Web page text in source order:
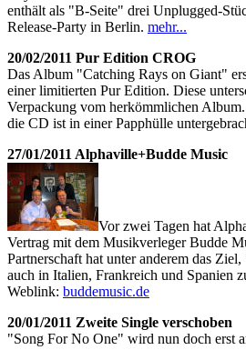
enthält als "B-Seite" drei Unplugged-
Release-Party in Berlin. mehr...
20/02/2011 Pur Edition CROG
Das Album "Catching Rays on Giant"
einer limitierten Pur Edition. Diese
Verpackung vom herkömmlichen
die CD ist in einer Papphülle
27/01/2011 Alphaville+Budde Music
Vor zwei Tagen hat
Vertrag mit dem Musikverleger Budde
Partnerschaft hat unter anderem das
auch in Italien, Frankreich und Spanien
Weblink: buddemusic.de
20/01/2011 Zweite Single verschoben
"Song For No One" wird nun doch erst